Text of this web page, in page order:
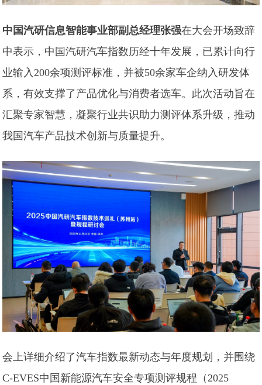
中国汽研信息智能事业部副总经理张强在大会开场致辞
中表示，中国汽研汽车指数历经十年发展，已累计向行
业输入200余项测评标准，并被50余家车企纳入研发体
系，有效支撑了产品优化与消费者选车。此次活动旨在
汇聚专家智慧，凝聚行业共识助力测评体系升级，推动
我国汽车产品技术创新与质量提升。
会上详细介绍了汽车指数最新动态与年度规划，并围绕
C-EVES中国新能源汽车安全专项测评规程（2025